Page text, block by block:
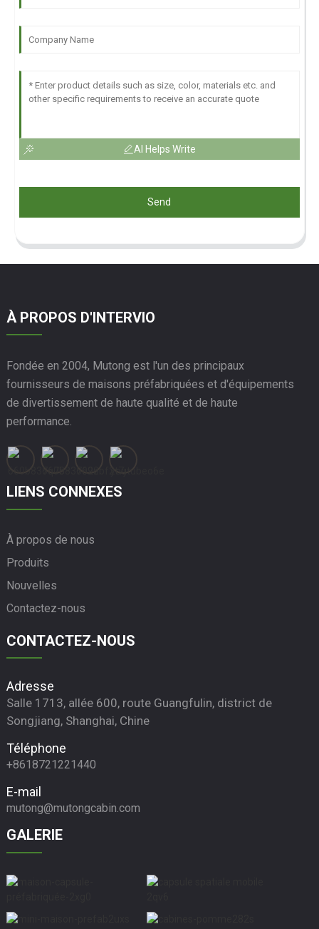
AI Helps Write
Send
À PROPOS D'INTERVIO
Fondée en 2004, Mutong est l'un des principaux
fournisseurs de maisons préfabriquées et d'équipements
de divertissement de haute qualité et de haute
performance.
LIENS CONNEXES
À propos de nous
Produits
Nouvelles
Contactez-nous
CONTACTEZ-NOUS
Adresse
Salle 1713, allée 600, route Guangfulin, district de
Songjiang, Shanghai, Chine
Téléphone
+8618721221440
E-mail
mutong@mutongcabin.com
GALERIE